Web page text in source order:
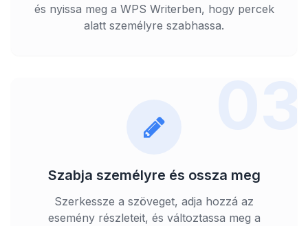
és nyissa meg a WPS Writerben, hogy percek
alatt személyre szabhassa.
Szabja személyre és ossza meg
Szerkessze a szöveget, adja hozzá az
esemény részleteit, és változtassa meg a